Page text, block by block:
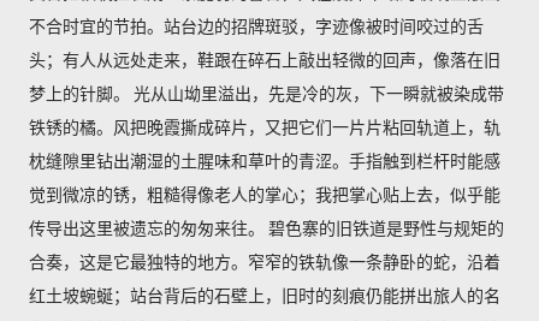
不合时宜的节拍。站台边的招牌斑驳，字迹像被时间咬过的舌
头；有人从远处走来，鞋跟在碎石上敲出轻微的回声，像落在旧
梦上的针脚。 光从山坳里溢出，先是冷的灰，下一瞬就被染成带
铁锈的橘。风把晚霞撕成碎片，又把它们一片片粘回轨道上，轨
枕缝隙里钻出潮湿的土腥味和草叶的青涩。手指触到栏杆时能感
觉到微凉的锈，粗糙得像老人的掌心；我把掌心贴上去，似乎能
传导出这里被遗忘的匆匆来往。 碧色寨的旧铁道是野性与规矩的
合奏，这是它最独特的地方。窄窄的铁轨像一条静卧的蛇，沿着
红土坡蜿蜒；站台背后的石壁上，旧时的刻痕仍能拼出旅人的名